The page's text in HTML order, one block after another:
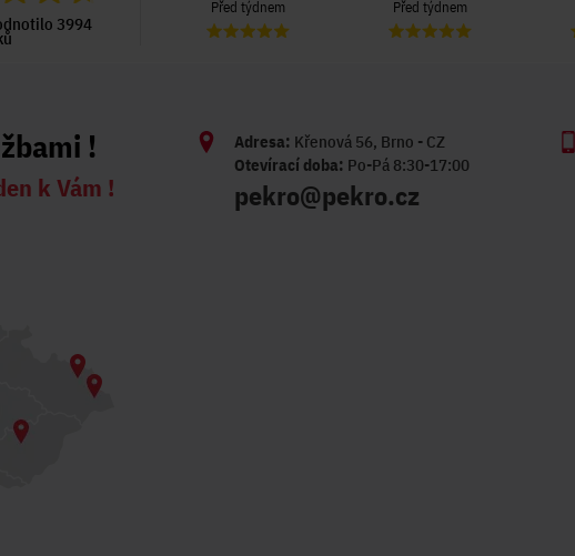
3994
Před 6 dny Před týdnem Před týdnem
!
k Vám !
Adresa: Křenová 56, Brno - CZ
Otevírací doba: Po-Pá 8:30-17:00
pekro@pekro.cz